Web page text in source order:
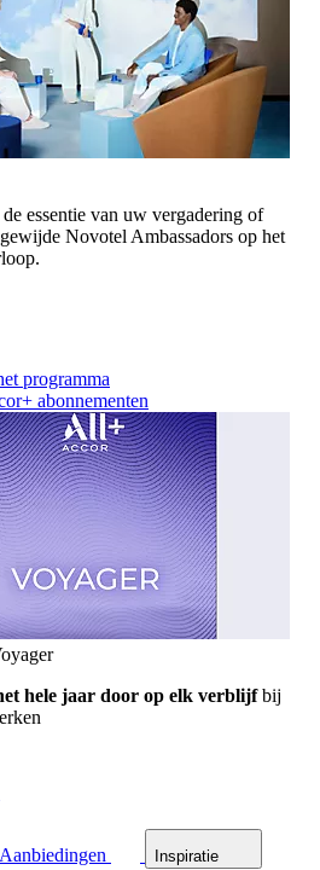
essentie van uw vergadering of
Novotel Ambassadors op het
programma
abonnementen
hele jaar door op elk verblijfbij
Aanbiedingen Inspiratie